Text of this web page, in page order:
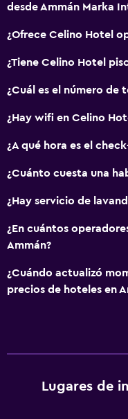
desde Ammán Marka
¿Ofrece Celino Hotel
¿Tiene Celino Hotel
¿Cuál es el número de
¿Hay wifi en Celino
¿A qué hora es el
¿Cuánto cuesta una
¿Hay servicio de
¿En cuántos
Ammán?
¿Cuándo actualizó
precios de hoteles en
Lugares de